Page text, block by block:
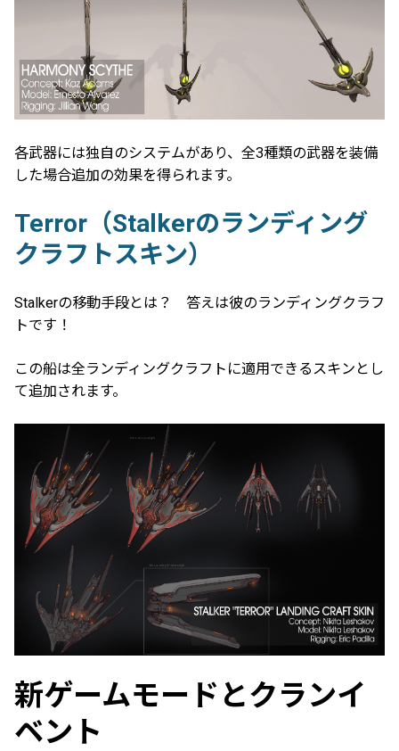
各武器には独自のシステムがあり、全3種類の武器を装備
した場合追加の効果を得られます。
Terror（Stalkerのランディング
クラフトスキン）
Stalkerの移動手段とは？ 答えは彼のランディングクラフ
トです！
この船は全ランディングクラフトに適用できるスキンとし
て追加されます。
新ゲームモードとクランイ
ベント